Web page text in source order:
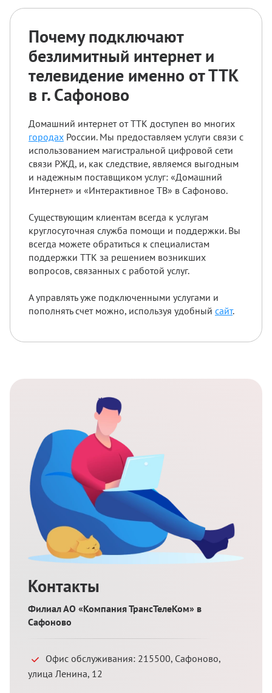
Почему подключают
безлимитный интернет и
телевидение именно от ТТК
в г. Сафоново
Домашний интернет от ТТК доступен во многих
городах России. Мы предоставляем услуги связи с
использованием магистральной цифровой сети
связи РЖД, и, как следствие, являемся выгодным
и надежным поставщиком услуг: «Домашний
Интернет» и «Интерактивное ТВ» в Сафоново.
Существующим клиентам всегда к услугам
круглосуточная служба помощи и поддержки. Вы
всегда можете обратиться к специалистам
поддержки ТТК за решением возникших
вопросов, связанных с работой услуг.
А управлять уже подключенными услугами и
пополнять счет можно, используя удобный сайт.
Контакты
Филиал АО «Компания ТрансТелеКом» в
Сафоново
Офис обслуживания: 215500, Сафоново,
улица Ленина, 12